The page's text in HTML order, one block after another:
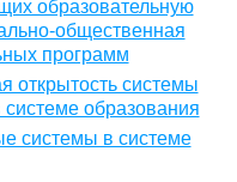
образовательную
общественная
программ
открытость системы
образования
системы в системе